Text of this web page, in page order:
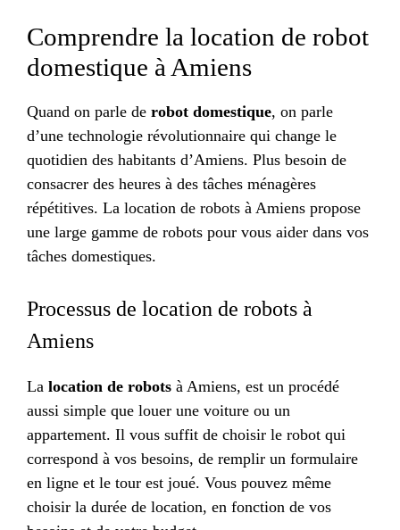
Comprendre la location de robot
domestique à Amiens
Quand on parle de robot domestique, on parle
d’une technologie révolutionnaire qui change le
quotidien des habitants d’Amiens. Plus besoin de
consacrer des heures à des tâches ménagères
répétitives. La location de robots à Amiens propose
une large gamme de robots pour vous aider dans vos
tâches domestiques.
Processus de location de robots à
Amiens
La location de robots à Amiens, est un procédé
aussi simple que louer une voiture ou un
appartement. Il vous suffit de choisir le robot qui
correspond à vos besoins, de remplir un formulaire
en ligne et le tour est joué. Vous pouvez même
choisir la durée de location, en fonction de vos